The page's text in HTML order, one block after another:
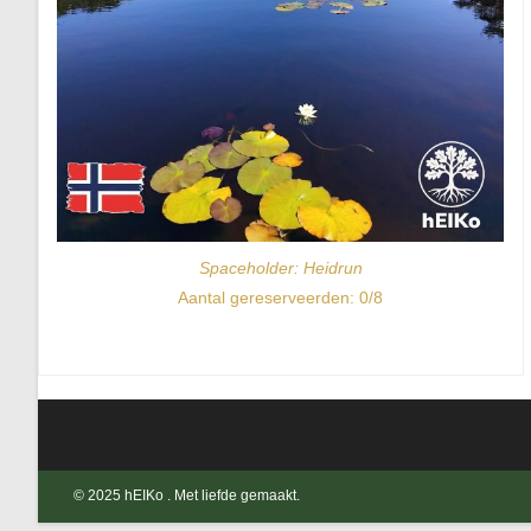
Spaceholder: Heidrun​
Aantal gereserveerden: 0/8
© 2025 hEIKo . Met liefde gemaakt.